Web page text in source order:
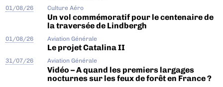
01/08/26 Culture Aéro
Un vol commémoratif pour le centenaire de
la traversée de Lindbergh
01/08/26 Aviation Générale
Le projet Catalina II
31/07/26 Aviation Générale
Vidéo – A quand les premiers largages
nocturnes sur les feux de forêt en France ?